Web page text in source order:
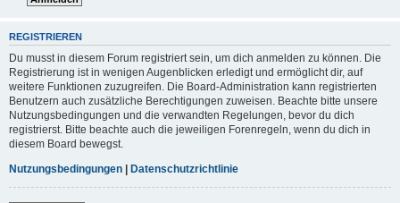
REGISTRIEREN
Du musst in diesem Forum registriert sein, um dich anmelden zu können. Die
Registrierung ist in wenigen Augenblicken erledigt und ermöglicht dir, auf
weitere Funktionen zuzugreifen. Die Board-Administration kann registrierten
Benutzern auch zusätzliche Berechtigungen zuweisen. Beachte bitte unsere
Nutzungsbedingungen und die verwandten Regelungen, bevor du dich
registrierst. Bitte beachte auch die jeweiligen Forenregeln, wenn du dich in
diesem Board bewegst.
Nutzungsbedingungen | Datenschutzrichtlinie